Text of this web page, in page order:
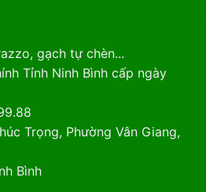
gạch tự chèn...
Tỉnh Ninh Bình cấp ngày
Trọng, Phường Vân Giang,
Bình